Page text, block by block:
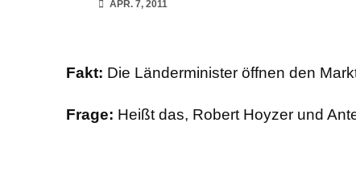
APR. 7, 2011
Fakt: Die Länderminister öffnen den
Frage: Heißt das, Robert Hoyzer und